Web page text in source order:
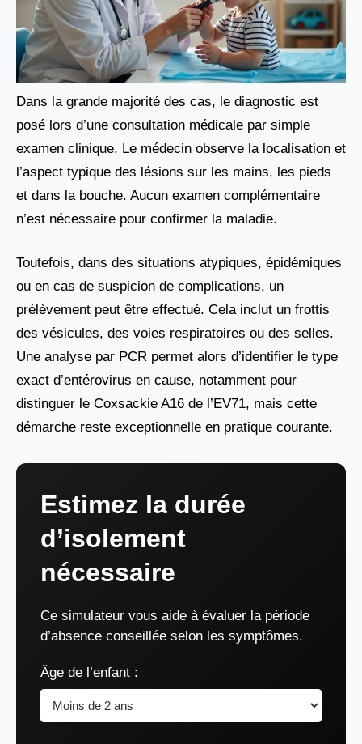
Dans la grande majorité des cas, le diagnostic est
posé lors d’une consultation médicale par simple
examen clinique. Le médecin observe la localisation et
l’aspect typique des lésions sur les mains, les pieds
et dans la bouche. Aucun examen complémentaire
n’est nécessaire pour confirmer la maladie.
Toutefois, dans des situations atypiques, épidémiques
ou en cas de suspicion de complications, un
prélèvement peut être effectué. Cela inclut un frottis
des vésicules, des voies respiratoires ou des selles.
Une analyse par PCR permet alors d’identifier le type
exact d’entérovirus en cause, notamment pour
distinguer le Coxsackie A16 de l’EV71, mais cette
démarche reste exceptionnelle en pratique courante.
Estimez la durée
d’isolement
nécessaire
Ce simulateur vous aide à évaluer la période
d’absence conseillée selon les symptômes.
Âge de l’enfant :